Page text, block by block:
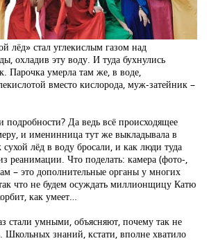
лёд» стал углекислым газом над
охладив эту воду. И туда бухнулись
Парочка умерла там же, в воде,
вместо кислорода, муж-затейник –
подробности? Да ведь всё происходящее
и именинница тут же выкладывала в
лёд в воду бросали, и как люди туда
реанимации. Что поделать: камера (фото-,
– это дополнительные органы у многих
что не будем осуждать миллионщицу Катю
как умеет…
стали умными, объясняют, почему так не
Школьных знаний, кстати, вполне хватило